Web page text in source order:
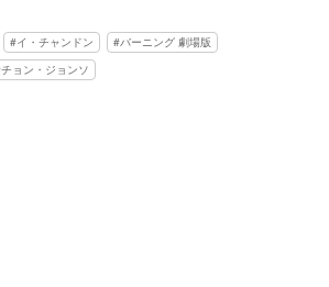
イ・チャンドン
バーニング 劇場版
チョン・ジョンソ